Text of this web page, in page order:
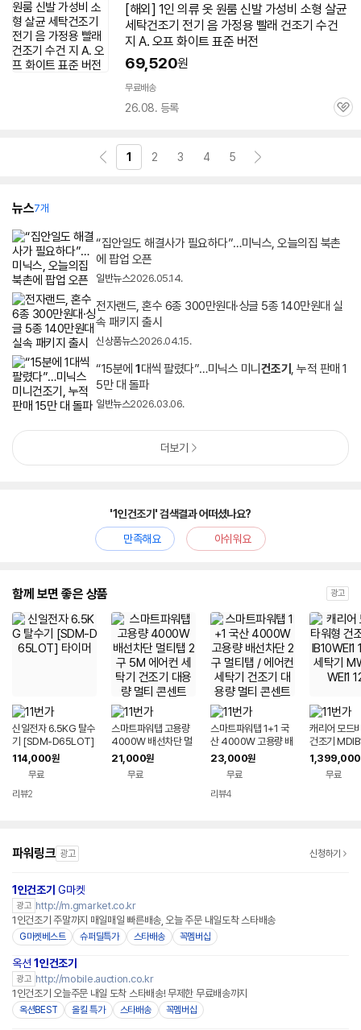
[해외] 1인 의류 옷 원룸 신발 가성비 소형 살균
세탁건조기 전기 음 가정용 빨래 건조기 수건
지 A. 오프 화이트 표준 버전
69,520원
무료배송
26.08. 등록
관
1 2 3 4 5
뉴스7개
“집안일도 해결사가 필요하다”…미닉스, 오늘의집 북촌
에 팝업 오픈
일반뉴스2026.05.14.
전자랜드, 혼수 6종 300만원대·싱글 5종 140만원대 실
속 패키지 출시
신상품뉴스2026.04.15.
“15분에 1대씩 팔렸다”…미닉스 미니 건조기 , 누적 판매 1
5만 대 돌파
일반뉴스2026.03.06.
더보기
'1인건조기' 검색결과 어떠셨나요?
만족해요
아쉬워요
함께 보면 좋은 상품 광고
신일전자 6.5KG 탈수
기 [SDM-D65LOT]
타이머
114,000원
무료
리뷰2
스마트파워탭 고용량
4000W 배선차단 멀
티탭 2구 5M 에어컨
세탁기 건조기 대용량
멀티 콘센트
21,000원
무료
스마트파워탭 1+1 국
산 4000W 고용량 배
선차단 2구 멀티탭 / 에
어컨 세탁기 건조기 대
용량 멀티 콘센트
23,000원
무료
리뷰4
캐리어 모드
건조기
10kg + 세탁
B12WEI1
1,399,000
무료
파워링크 광고 신청하기
1인건조기 G마켓
광고 http://m.gmarket.co.kr
1인건조기 주말까지 매일매일 빠른배송, 오늘 주문 내일도착 스타배송
G마켓베스트 슈퍼딜특가 스타배송 꼭멤버십
옥션1인건조기
광고 http://mobile.auction.co.kr
1인건조기 오늘주문 내일 도착 스타배송! 무제한 무료배송까지
옥션BEST 올킬 특가 스타배송 꼭멤버십